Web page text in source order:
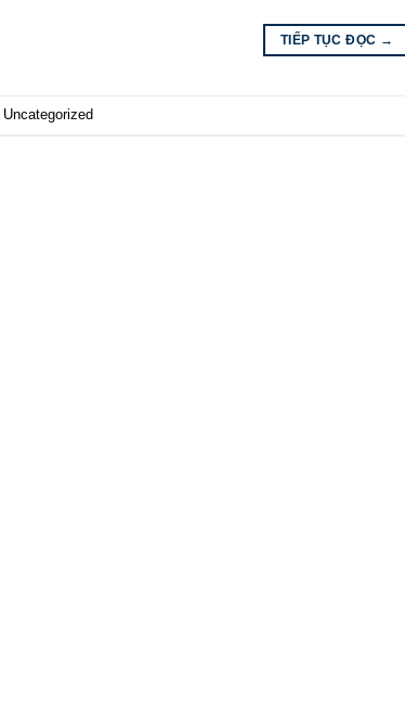
TIẾP TỤC ĐỌC →
Uncategorized